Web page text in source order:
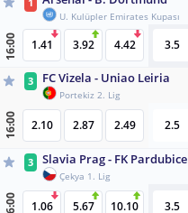
U. Kulüpler Emirates Kupası
16:00 1.41 3.92 4.42 3.5
3 FC Vizela - Uniao Leiria
Portekiz 2. Lig
16:00 2.10 2.87 2.49 2.5
3 Slavia Prag - FK Pardubice
Çekya 1. Lig
16:00 1.06 5.67 10.10 3.5